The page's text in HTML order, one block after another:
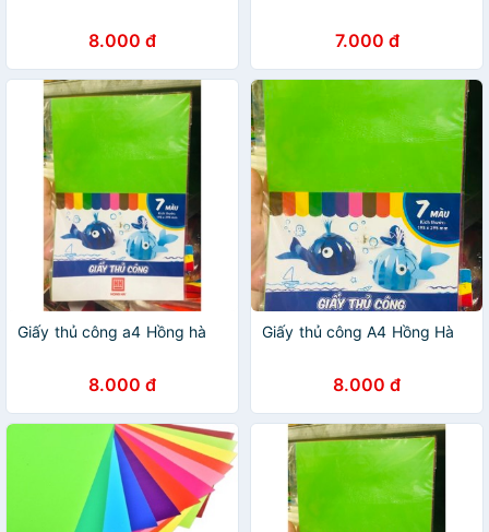
8.000 đ 7.000 đ
Giấy thủ công a4 Hồng hà
8.000 đ
Giấy thủ công A4 Hồng Hà
8.000 đ